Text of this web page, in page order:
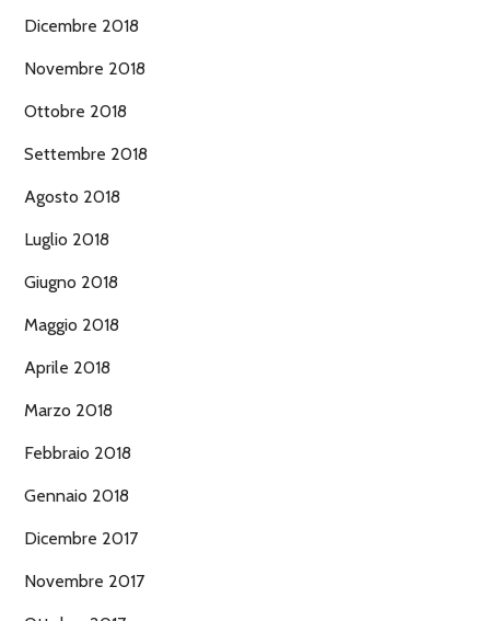
Dicembre 2018
Novembre 2018
Ottobre 2018
Settembre 2018
Agosto 2018
Luglio 2018
Giugno 2018
Maggio 2018
Aprile 2018
Marzo 2018
Febbraio 2018
Gennaio 2018
Dicembre 2017
Novembre 2017